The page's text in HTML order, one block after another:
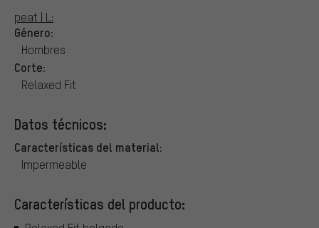
peat | L:
Género:
Hombres
Corte:
Relaxed Fit
Datos técnicos:
Características del material:
Impermeable
Características del producto: